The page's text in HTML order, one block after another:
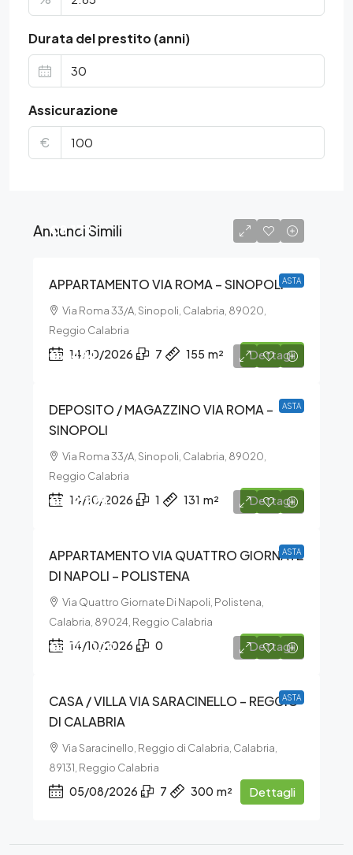
Durata del prestito (anni)
Assicurazione
€
Annunci Simili
ASTA
€8.179
APPARTAMENTO VIA ROMA – SINOPOLI
Via Roma 33/A, Sinopoli, Calabria, 89020,
Reggio Calabria
14/10/2026 7 155 m² Dettagli
ASTA
€7.424
DEPOSITO / MAGAZZINO VIA ROMA –
SINOPOLI
Via Roma 33/A, Sinopoli, Calabria, 89020,
Reggio Calabria
14/10/2026 1 131 m² Dettagli
ASTA
€129.225
APPARTAMENTO VIA QUATTRO GIORNATE
DI NAPOLI – POLISTENA
Via Quattro Giornate Di Napoli, Polistena,
Calabria, 89024, Reggio Calabria
14/10/2026 0 Dettagli
ASTA
€300.000
CASA / VILLA VIA SARACINELLO – REGGIO
DI CALABRIA
Via Saracinello, Reggio di Calabria, Calabria,
89131, Reggio Calabria
05/08/2026 7 300 m² Dettagli